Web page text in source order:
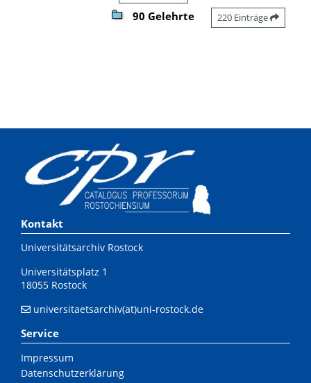
90 Gelehrte 220 Einträge
Kontakt
Universitätsarchiv Rostock
Universitätsplatz 1
18055 Rostock
universitaetsarchiv(at)uni-rostock.de
Service
Impressum
Datenschutzerklärung